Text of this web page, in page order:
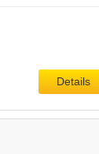
Details